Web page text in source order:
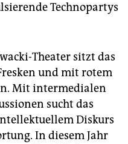
Technopartys
Theater sitzt das
und mit rotem
Mit intermedialen
sucht das
Diskurs
In diesem Jahr